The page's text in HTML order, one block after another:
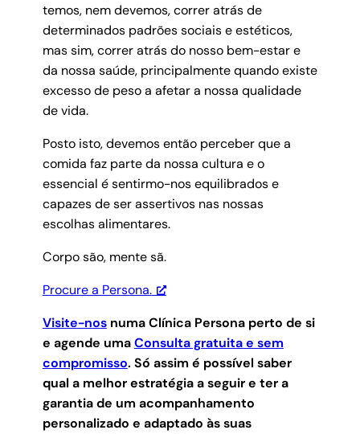
temos, nem devemos, correr atrás de
determinados padrões sociais e estéticos,
mas sim, correr atrás do nosso bem-estar e
da nossa saúde, principalmente quando existe
excesso de peso a afetar a nossa qualidade
de vida.
Posto isto, devemos então perceber que a
comida faz parte da nossa cultura e o
essencial é sentirmo-nos equilibrados e
capazes de ser assertivos nas nossas
escolhas alimentares.
Corpo são, mente sã.
Procure a Persona.
Visite-nosnuma Clínica Persona perto de si
e agende umaConsulta gratuita e sem
compromisso. Só assim é possível saber
qual a melhor estratégia a seguir e ter a
garantia de um acompanhamento
personalizado e adaptado às suas